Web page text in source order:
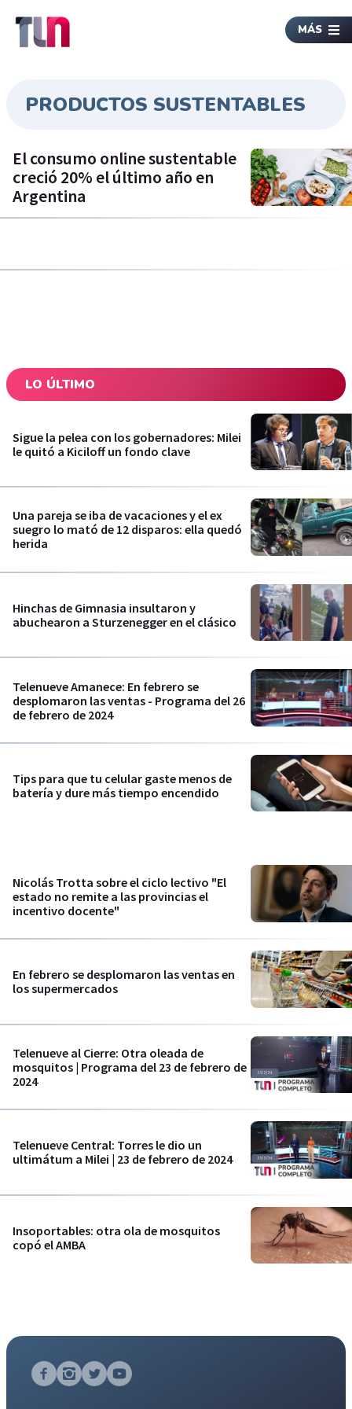
MÁS
PRODUCTOS SUSTENTABLES
El consumo online sustentable
creció 20% el último año en
Argentina
LO ÚLTIMO
Sigue la pelea con los gobernadores: Milei
le quitó a Kiciloff un fondo clave
Una pareja se iba de vacaciones y el ex
suegro lo mató de 12 disparos: ella quedó
herida
Hinchas de Gimnasia insultaron y
abuchearon a Sturzenegger en el clásico
Telenueve Amanece: En febrero se
desplomaron las ventas - Programa del 26
de febrero de 2024
Tips para que tu celular gaste menos de
batería y dure más tiempo encendido
Nicolás Trotta sobre el ciclo lectivo "El
estado no remite a las provincias el
incentivo docente"
En febrero se desplomaron las ventas en
los supermercados
Telenueve al Cierre: Otra oleada de
mosquitos | Programa del 23 de febrero de
2024
Telenueve Central: Torres le dio un
ultimátum a Milei | 23 de febrero de 2024
Insoportables: otra ola de mosquitos
copó el AMBA